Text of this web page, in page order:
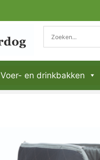
Voer- en drinkbakken